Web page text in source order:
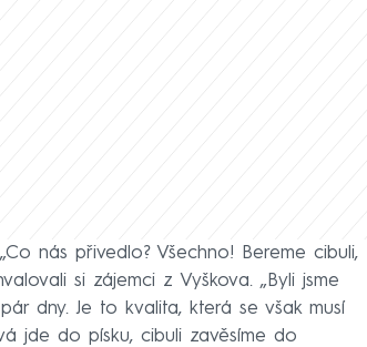
nás přivedlo? Všechno! Bereme cibuli,
si zájemci z Vyškova. „Byli jsme
dny. Je to kvalita, která se však musí
jde do písku, cibuli zavěsíme do